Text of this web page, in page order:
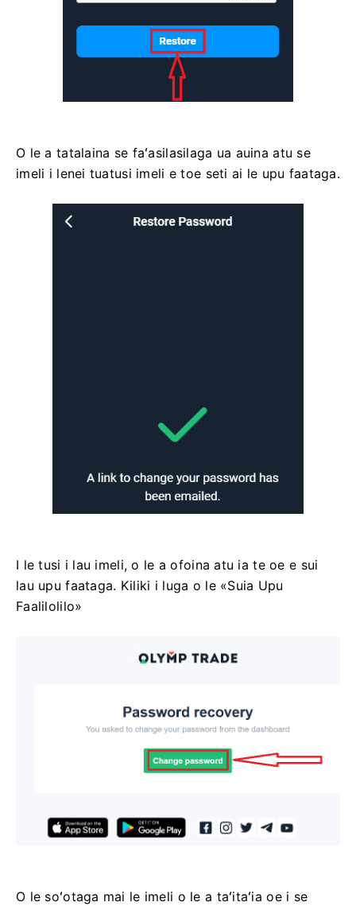
O le a tatalaina se faʻasilasilaga ua auina atu se
imeli i lenei tuatusi imeli e toe seti ai le upu faataga.
I le tusi i lau imeli, o le a ofoina atu ia te oe e sui
lau upu faataga. Kiliki i luga o le «Suia Upu
Faalilolilo»
O le soʻotaga mai le imeli o le a taʻitaʻia oe i se